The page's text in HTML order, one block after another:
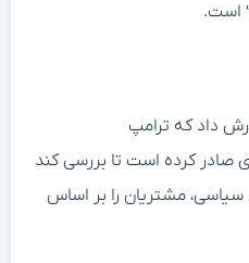
است.
داد که ترامپ
صادر کرده است تا بررسی کند
سیاسی، مشتریان را بر اساس